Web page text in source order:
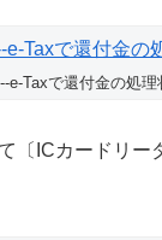
e-Taxで還付金の処理
〔ICカードリー